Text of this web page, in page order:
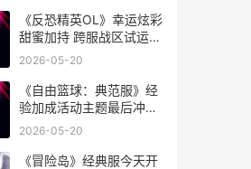
《反恐精英OL》幸运炫彩
甜蜜加持 跨服战区试运行
今天开始 反恐精英ol马年
2026-05-20
《自由篮球：典范服》经
验加成活动主题最后冲
刺，人物满级再享好礼 自
2026-05-20
《冒险岛》经典服今天开